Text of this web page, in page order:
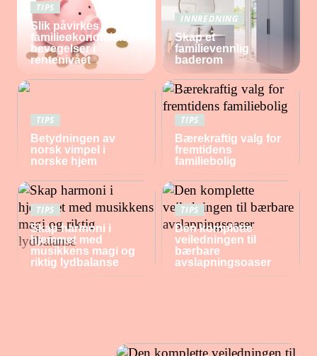
TIPS
Slik påvirkes
familieøkonomien av
bevegelser i
rentenivået
INNREDNING
Skap et
familievennlig
baderom
TIPS
Betydningen av
norsk vimpel i
norske hjem
TIPS
Bærekraftig valg for
fremtidens
familiebolig
TIPS
Skap harmoni i
hjemmet med
musikkens magi og
riktig lydbalanse
TIPS
Den komplette
veiledningen til
bærbare
avslapningsoaser